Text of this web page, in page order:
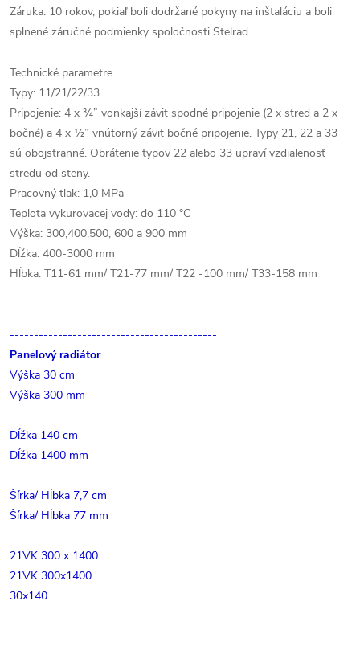
Záruka: 10 rokov, pokiaľ boli dodržané pokyny na inštaláciu a boli
splnené záručné podmienky spoločnosti Stelrad.
Technické parametre
Typy: 11/21/22/33
Pripojenie: 4 x ¾” vonkajší závit spodné pripojenie (2 x stred a 2 x
bočné) a 4 x ½” vnútorný závit bočné pripojenie. Typy 21, 22 a 33
sú obojstranné. Obrátenie typov 22 alebo 33 upraví vzdialenosť
stredu od steny.
Pracovný tlak: 1,0 MPa
Teplota vykurovacej vody: do 110 °C
Výška: 300,400,500, 600 a 900 mm
Dĺžka: 400-3000 mm
Hĺbka: T11-61 mm/ T21-77 mm/ T22 -100 mm/ T33-158 mm
-------------------------------------------
Panelový radiátor
Výška 30 cm
Výška 300 mm
Dĺžka 140 cm
Dĺžka 1400 mm
Šírka/ Hĺbka 7,7 cm
Šírka/ Hĺbka 77 mm
21VK 300 x 1400
21VK 300x1400
30x140